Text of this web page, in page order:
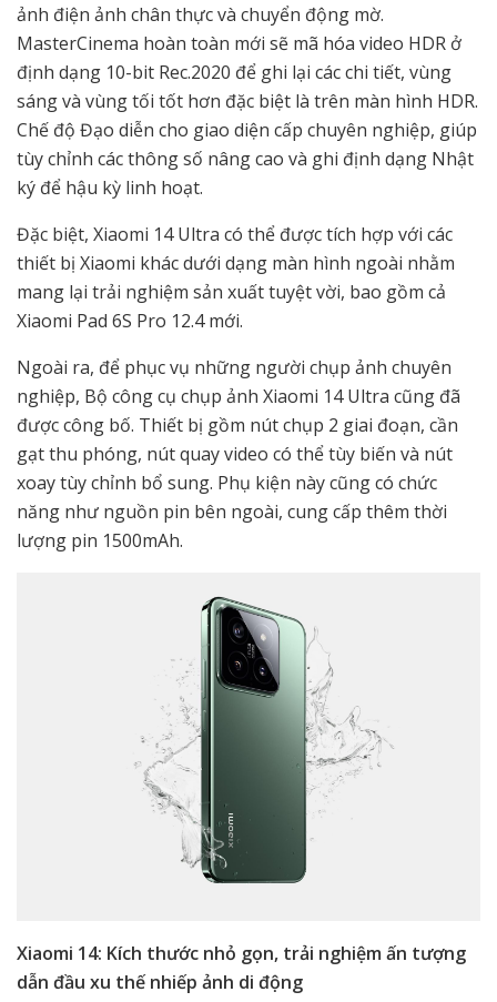
ảnh điện ảnh chân thực và chuyển động mờ.
MasterCinema hoàn toàn mới sẽ mã hóa video HDR ở
định dạng 10-bit Rec.2020 để ghi lại các chi tiết, vùng
sáng và vùng tối tốt hơn đặc biệt là trên màn hình HDR.
Chế độ Đạo diễn cho giao diện cấp chuyên nghiệp, giúp
tùy chỉnh các thông số nâng cao và ghi định dạng Nhật
ký để hậu kỳ linh hoạt.
Đặc biệt, Xiaomi 14 Ultra có thể được tích hợp với các
thiết bị Xiaomi khác dưới dạng màn hình ngoài nhằm
mang lại trải nghiệm sản xuất tuyệt vời, bao gồm cả
Xiaomi Pad 6S Pro 12.4 mới.
Ngoài ra, để phục vụ những người chụp ảnh chuyên
nghiệp, Bộ công cụ chụp ảnh Xiaomi 14 Ultra cũng đã
được công bố. Thiết bị gồm nút chụp 2 giai đoạn, cần
gạt thu phóng, nút quay video có thể tùy biến và nút
xoay tùy chỉnh bổ sung. Phụ kiện này cũng có chức
năng như nguồn pin bên ngoài, cung cấp thêm thời
lượng pin 1500mAh.
Xiaomi 14: Kích thước nhỏ gọn, trải nghiệm ấn tượng
dẫn đầu xu thế nhiếp ảnh di động